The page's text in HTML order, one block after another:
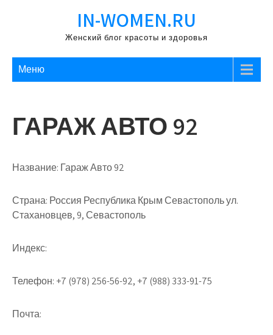
IN-WOMEN.RU
Женский блог красоты и здоровья
Меню
ГАРАЖ АВТО 92
Название: Гараж Авто 92
Страна: Россия Республика Крым Севастополь ул.
Стахановцев, 9, Севастополь
Индекс:
Телефон: +7 (978) 256-56-92, +7 (988) 333-91-75
Почта: